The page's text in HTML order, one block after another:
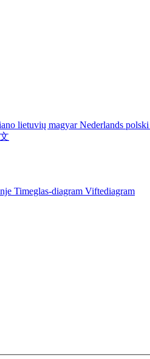
lietuvių magyarNederlands polski
Timeglas-diagram Viftediagram